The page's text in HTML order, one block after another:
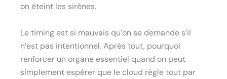
on éteint les sirènes.
Le timing est si mauvais qu’on se demande s’il
n’est pas intentionnel. Après tout, pourquoi
renforcer un organe essentiel quand on peut
simplement espérer que le cloud règle tout par